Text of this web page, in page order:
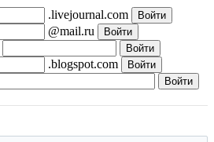
.livejournal.com
@mail.ru
.blogspot.com